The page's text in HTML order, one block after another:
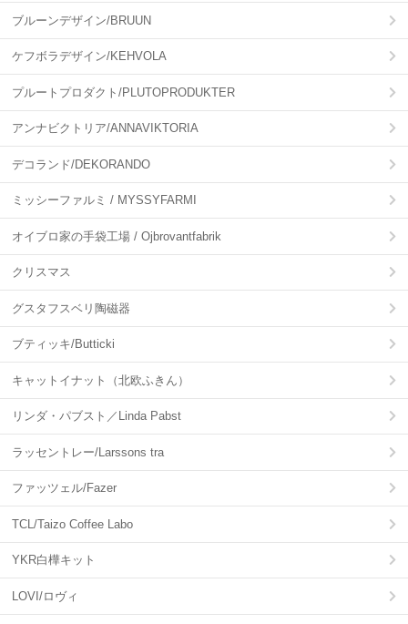
ブルーンデザイン/BRUUN
ケフボラデザイン/KEHVOLA
プルートプロダクト/PLUTOPRODUKTER
アンナビクトリア/ANNAVIKTORIA
デコランド/DEKORANDO
ミッシーファルミ / MYSSYFARMI
オイブロ家の手袋工場 / Ojbrovantfabrik
クリスマス
グスタフスベリ陶磁器
ブティッキ/Butticki
キャットイナット（北欧ふきん）
リンダ・パブスト／Linda Pabst
ラッセントレー/Larssons tra
ファッツェル/Fazer
TCL/Taizo Coffee Labo
YKR白樺キット
LOVI/ロヴィ